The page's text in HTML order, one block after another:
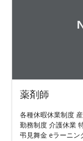
薬剤師
各種休暇休業制度
勤務制度 介護休業
弔見舞金 eラーニン